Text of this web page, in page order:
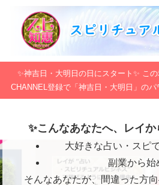
✨神吉日・大明日の日にスタート✨ こ
CHANNEL登録で「神吉日・大明日」のパ
✨こんなあなたへ、レイ
大好きな占い・スピ
副業から始
そんなあなたが、間違った方